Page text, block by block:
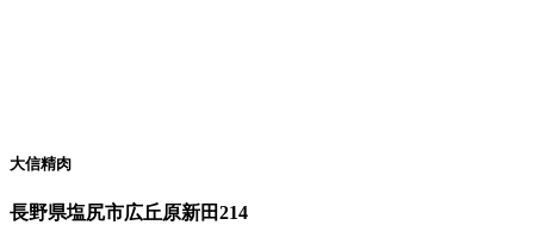
大信精肉
長野県塩尻市広丘原新田214